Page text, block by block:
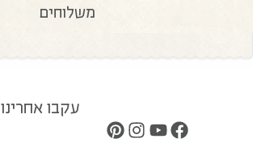
משלוחים
עקבו אחרינו